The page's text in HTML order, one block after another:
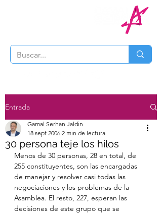
Entrada
30 persona teje los hilos
Gamal Serhan Jaldin
18 sept 2006 2 min de lectura
Menos de 30 personas, 28 en total, de
255 constituyentes, son las encargadas
de manejar y resolver casi todas las
negociaciones y los problemas de la
Asamblea. El resto, 227, esperan las
decisiones de este grupo que se